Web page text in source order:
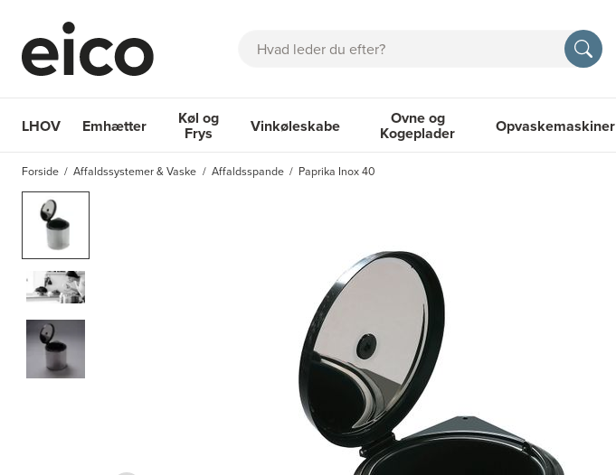
Søg
LHOV Emhætter
Emhætter
Køl og
Frys
Køl og Frys
Vinkøleskabe
Vinkøleskabe
Ovne og
Kogeplader
Ovne og Kogeplader
Opvaskemaskiner
Forside Affaldssystemer & Vaske Affaldsspande
Paprika Inox 40